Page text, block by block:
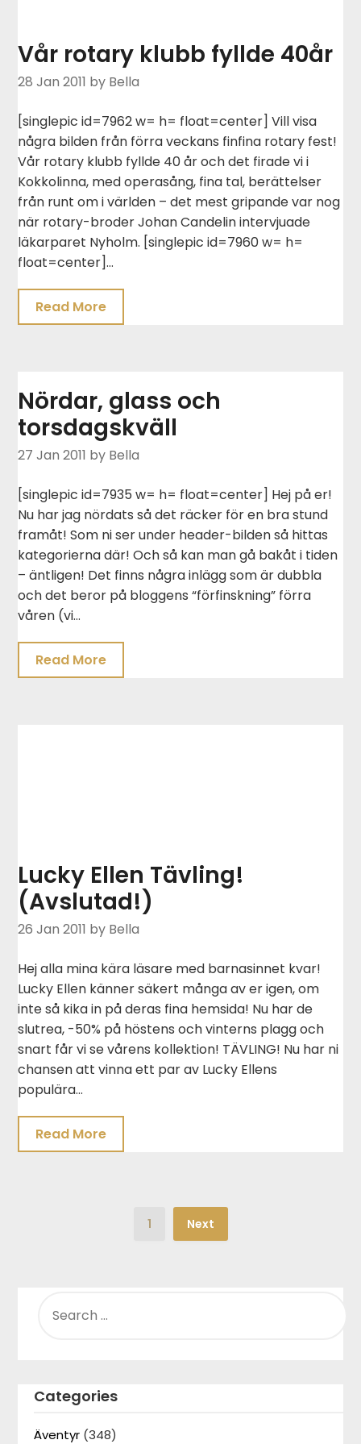
Vår rotary klubb fyllde 40år
28 Jan 2011 by Bella
[singlepic id=7962 w= h= float=center] Vill visa
några bilden från förra veckans finfina rotary fest!
Vår rotary klubb fyllde 40 år och det firade vi i
Kokkolinna, med operasång, fina tal, berättelser
från runt om i världen – det mest gripande var nog
när rotary-broder Johan Candelin intervjuade
läkarparet Nyholm. [singlepic id=7960 w= h=
float=center]…
Read More
Nördar, glass och
torsdagskväll
27 Jan 2011 by Bella
[singlepic id=7935 w= h= float=center] Hej på er!
Nu har jag nördats så det räcker för en bra stund
framåt! Som ni ser under header-bilden så hittas
kategorierna där! Och så kan man gå bakåt i tiden
– äntligen! Det finns några inlägg som är dubbla
och det beror på bloggens “förfinskning” förra
våren (vi…
Read More
Lucky Ellen Tävling!
(Avslutad!)
26 Jan 2011 by Bella
Hej alla mina kära läsare med barnasinnet kvar!
Lucky Ellen känner säkert många av er igen, om
inte så kika in på deras fina hemsida! Nu har de
slutrea, -50% på höstens och vinterns plagg och
snart får vi se vårens kollektion! TÄVLING! Nu har ni
chansen att vinna ett par av Lucky Ellens
populära…
Read More
1 Next
FOR:
Categories
Äventyr (348)